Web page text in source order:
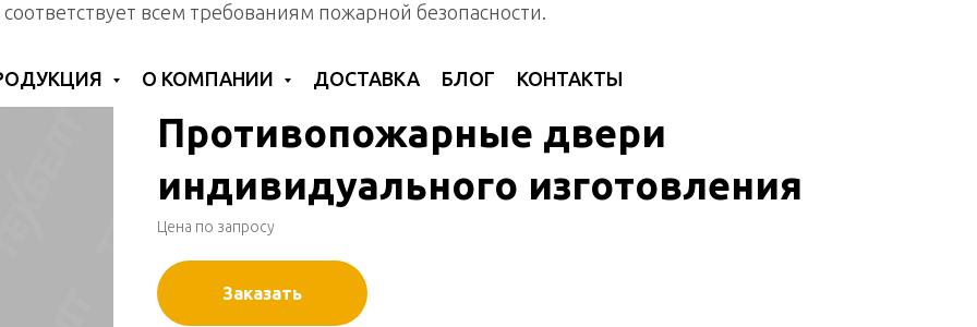
О КОМПАНИИ ДОСТАВКА БЛОГ КОНТАКТЫ
всем требованиям пожарной безопасности.
Противопожарные двери
индивидуального изготовления
Цена по запросу
Заказать